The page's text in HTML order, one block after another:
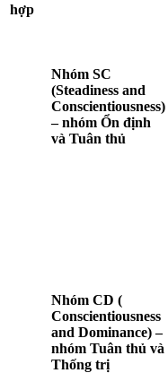
hợp
Nhóm SC
(Steadiness and
Conscientiousness)
– nhóm Ổn định
và Tuân thủ
Nhóm CD (
Conscientiousness
and Dominance) –
nhóm Tuân thủ và
Thống trị